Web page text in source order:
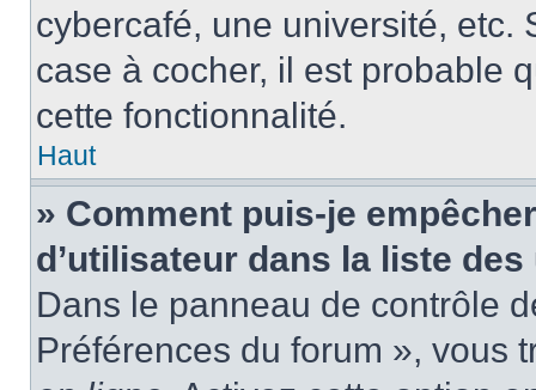
cybercafé, une université, etc.
case à cocher, il est probable
cette fonctionnalité.
Haut
» Comment puis-je
d’utilisateur dans la liste
Dans le panneau de contrôle
Préférences du forum », vous